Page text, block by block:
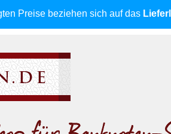
Preise beziehen sich auf das